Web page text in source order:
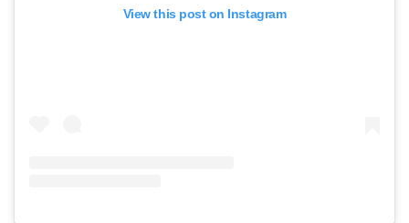
View this post on Instagram